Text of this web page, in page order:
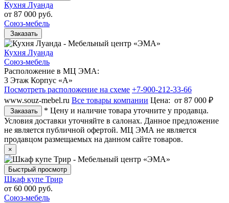
Кухня Луанда
от 87 000 руб.
Союз-мебель
Заказать
Кухня Луанда
Союз-мебель
Расположение в МЦ ЭМА:
3 Этаж Корпус «А»
Посмотреть расположение на схеме +7-900-212-33-66
www.souz-mebel.ru Все товары компании Цена: от 87 000 ₽
Заказать
* Цену и наличие товара уточните у продавца.
Условия доставки уточняйте в салонах. Данное предложение
не является публичной офертой. МЦ ЭМА не является
продавцом размещаемых на данном сайте товаров.
×
Быстрый просмотр
Шкаф купе Трир
от 60 000 руб.
Союз-мебель